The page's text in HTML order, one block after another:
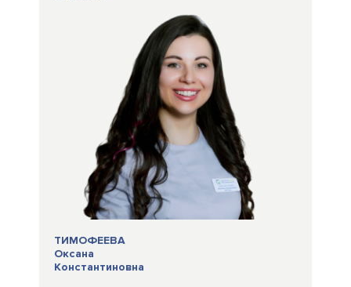
ТИМОФЕЕВА
Оксана
Константиновна